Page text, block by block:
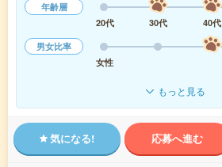
年齢層
20代
30代 40代
男女比率
女性
もっと見る
気になる! 応募へ進む